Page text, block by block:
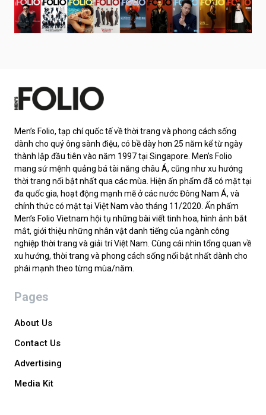
Men’s Folio, tạp chí quốc tế về thời trang và phong cách sống
dành cho quý ông sành điệu, có bề dày hơn 25 năm kể từ ngày
thành lập đầu tiên vào năm 1997 tại Singapore. Men’s Folio
mang sứ mệnh quảng bá tài năng châu Á, cũng như xu hướng
thời trang nổi bật nhất qua các mùa. Hiện ấn phẩm đã có mặt tại
đa quốc gia, hoạt động mạnh mẽ ở các nước Đông Nam Á, và
chính thức có mặt tại Việt Nam vào tháng 11/2020. Ấn phẩm
Men’s Folio Vietnam hội tụ những bài viết tinh hoa, hình ảnh bắt
mắt, giới thiệu những nhân vật danh tiếng của ngành công
nghiệp thời trang và giải trí Việt Nam. Cùng cái nhìn tổng quan về
xu hướng, thời trang và phong cách sống nổi bật nhất dành cho
phái mạnh theo từng mùa/năm.
Pages
About Us
Contact Us
Advertising
Media Kit